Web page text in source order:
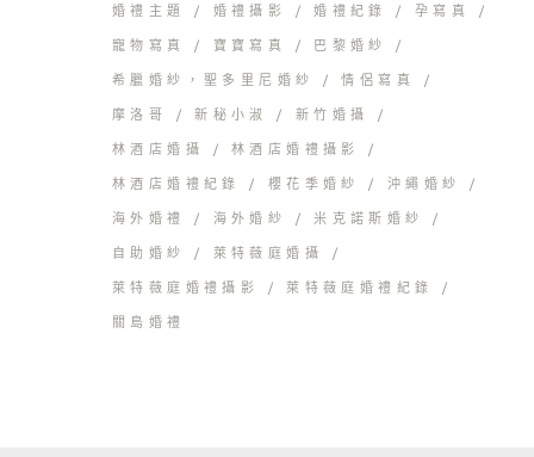
婚禮主題 婚禮攝影 婚禮紀錄 孕寫真
寵物寫真 寶寶寫真 巴黎婚紗
希臘婚紗，聖多里尼婚紗 情侶寫真
摩洛哥 新秘小淑 新竹婚攝
林酒店婚攝 林酒店婚禮攝影
林酒店婚禮紀錄 櫻花季婚紗 沖繩婚紗
海外婚禮 海外婚紗 米克諾斯婚紗
自助婚紗 萊特薇庭婚攝
萊特薇庭婚禮攝影 萊特薇庭婚禮紀錄
關島婚禮